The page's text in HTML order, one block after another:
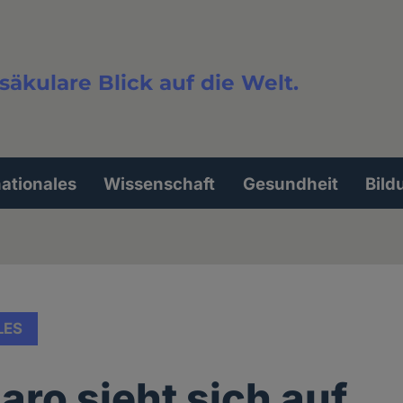
Blick auf die Welt.
Wissenschaft Gesundheit